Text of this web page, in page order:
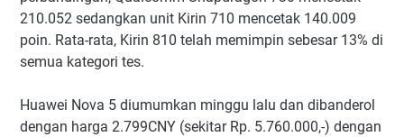
210.052 sedangkan unit Kirin 710 mencetak 140.009
poin. Rata-rata, Kirin 810 telah memimpin sebesar 13% di
semua kategori tes.
Huawei Nova 5 diumumkan minggu lalu dan dibanderol
dengan harga 2.799CNY (sekitar Rp. 5.760.000,-) dengan